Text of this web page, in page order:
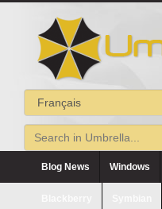
Blog News Windows